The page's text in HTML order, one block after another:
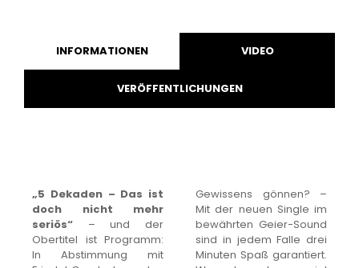
INFORMATIONEN VIDEO
VERÖFFENTLICHUNGEN
„5 Dekaden – Das ist
doch nicht mehr
seriös“ – und der
Obertitel ist Programm:
In Abstimmung mit
Gewissens gönnen? –
Mit der neuen Single im
bewährten Geier-Sound
sind in jedem Falle drei
Minuten Spaß garantiert.